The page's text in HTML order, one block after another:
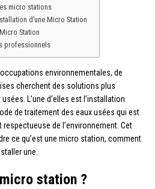
micro stations
d’une Micro Station
Station
professionnels
environnementales, de
cherchent des solutions plus
L’une d’elles est l’installation
de traitement des eaux usées qui est
de l’environnement. Cet
ce qu’est une micro station, comment
une.
micro station ?